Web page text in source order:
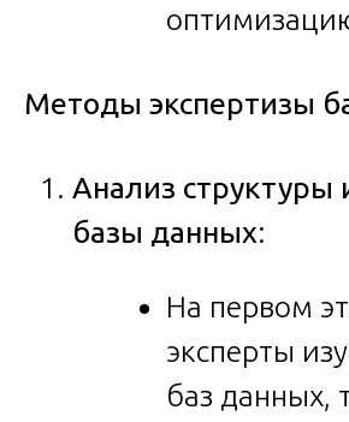
Методы экспертизы
Анализ структуры
базы данных:
На первом
эксперты
баз данных,